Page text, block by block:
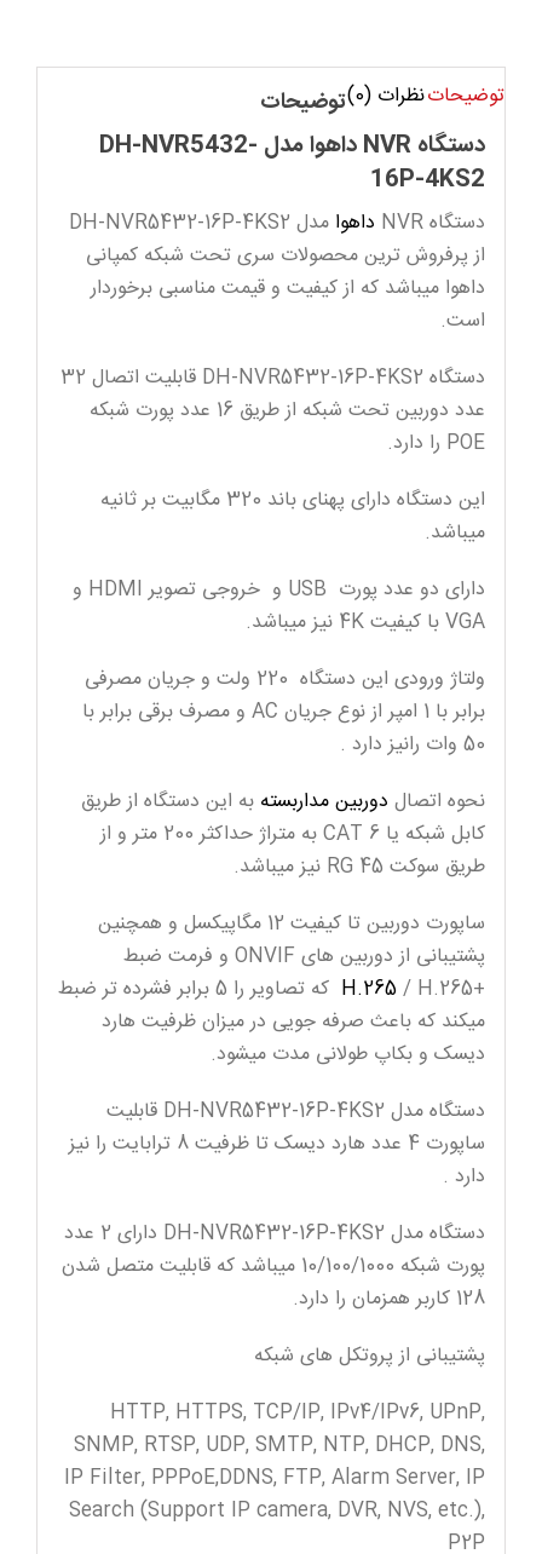
توضیحاتنظرات (0) توضیحات
دستگاه NVR داهوا مدل DH-NVR5432-
16P-4KS2
دستگاه NVR داهوا
مدل DH-NVR5432-16P-4KS2
از پرفروش ترین محصولات سری تحت شبکه کمپانی
داهوا میباشد که از کیفیت و قیمت مناسبی برخوردار
است.
دستگاه DH-NVR5432-16P-4KS2 قابلیت اتصال 32
عدد دوربین تحت شبکه از طریق 16 عدد پورت شبکه
POE را دارد.
این دستگاه دارای پهنای باند 320 مگابیت بر ثانیه
میباشد.
دارای دو عدد پورت USB و خروجی تصویر HDMI و
VGA با کیفیت 4K نیز میباشد.
ولتاژ ورودی این دستگاه 220 ولت و جریان مصرفی
برابر با 1 امپر از نوع جریان AC و مصرف برقی برابر با
50 وات رانیز دارد .
نحوه اتصال دوربین مداربسته به این دستگاه از طریق
کابل شبکه یا CAT 6 به متراژ حداکثر 200 متر و از
طریق سوکت RG 45 نیز میباشد.
ساپورت دوربین تا کیفیت 12 مگاپیکسل و همچنین
پشتیبانی از دوربین های ONVIF و فرمت ضبط
+
H.265
/ H.265 که تصاویر را 5 برابر فشرده تر ضبط
میکند که باعث صرفه جویی در میزان ظرفیت هارد
دیسک و بکاپ طولانی مدت میشود.
دستگاه مدل DH-NVR5432-16P-4KS2 قابلیت
ساپورت 4 عدد هارد دیسک تا ظرفیت 8 ترابایت را نیز
دارد .
دستگاه مدل DH-NVR5432-16P-4KS2 دارای 2 عدد
پورت شبکه 10/100/1000 میباشد که قابلیت متصل شدن
128 کاربر همزمان را دارد.
پشتیبانی از پروتکل های شبکه
HTTP, HTTPS, TCP/IP, IPv4/IPv6, UPnP,
SNMP, RTSP, UDP, SMTP, NTP, DHCP, DNS,
IP Filter, PPPoE,DDNS, FTP, Alarm Server, IP
Search (Support IP camera, DVR, NVS, etc.),
P2P